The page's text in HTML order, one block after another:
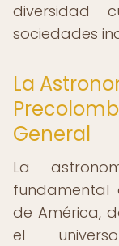
diversidad
sociedades
La
General
La
fundamental
de América,
el